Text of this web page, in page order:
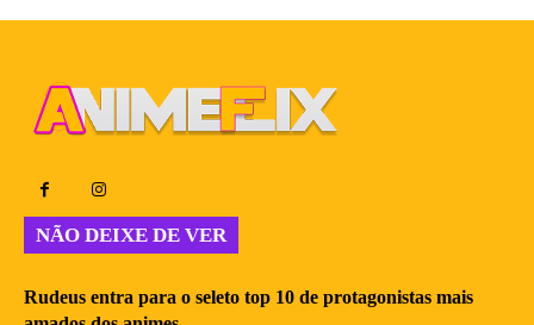
NÃO DEIXE DE VER
Rudeus entra para o seleto top 10 de protagonistas mais